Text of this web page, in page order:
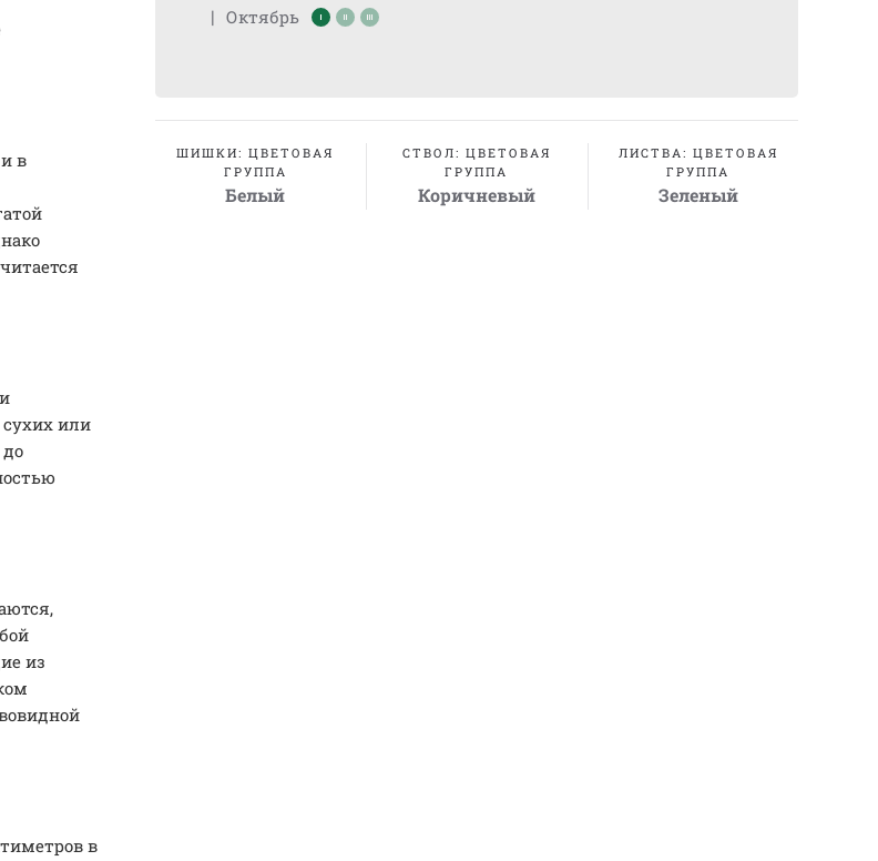
в
сухих или
из
в
| Октябрь
ШИШКИ: ЦВЕТОВАЯ
ГРУППА
Белый
СТВОЛ: ЦВЕТОВАЯ
ГРУППА
Коричневый
ЛИСТВА: ЦВЕТОВАЯ
ГРУППА
Зеленый